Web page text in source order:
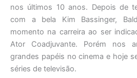
nos últimos 10 anos. Depois de
com a bela Kim Bassinger,
momento na carreira ao ser
Ator Coadjuvante. Porém nos
grandes papéis no cinema e hoje
séries de televisão.